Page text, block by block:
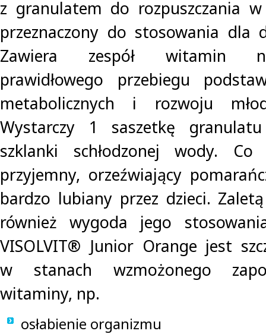
z granulatem do rozpuszczania
przeznaczony do stosowania dla
Zawiera zespół witamin
prawidłowego przebiegu
metabolicznych i rozwoju
Wystarczy 1 saszetkę
szklanki schłodzonej wody.
przyjemny, orzeźwiający
bardzo lubiany przez dzieci.
również wygoda jego
VISOLVIT® Junior Orange jest
w stanach wzmożonego
witaminy, np.
osłabienie organizmu